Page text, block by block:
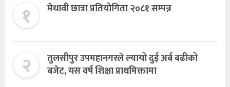
१ मेधावी छात्रा प्रतियोगिता २०८१ सम्पन्न
२
तुलसीपुर उपमहानगरले ल्यायो दुई अर्ब बढीको
बजेट, यस वर्ष शिक्षा प्राथमिक्तामा